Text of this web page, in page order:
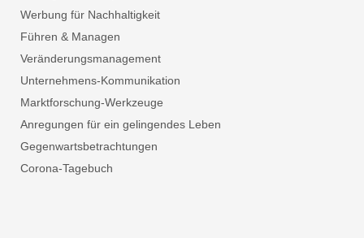
Werbung für Nachhaltigkeit
Führen & Managen
Veränderungsmanagement
Unternehmens-Kommunikation
Marktforschung-Werkzeuge
Anregungen für ein gelingendes Leben
Gegenwartsbetrachtungen
Corona-Tagebuch